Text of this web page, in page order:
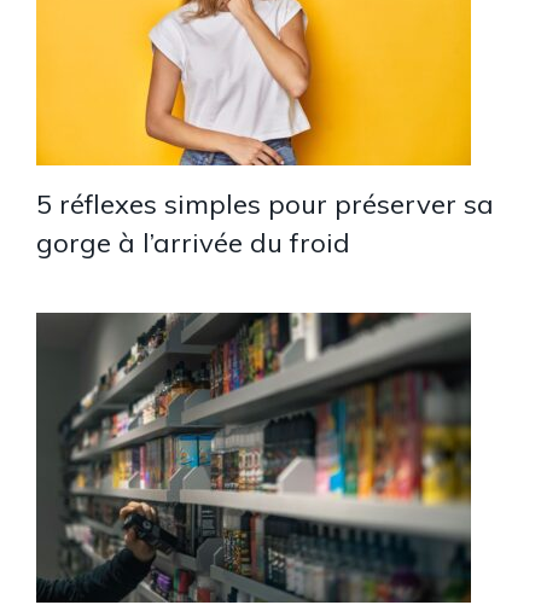
5 réflexes simples pour préserver sa
gorge à l’arrivée du froid